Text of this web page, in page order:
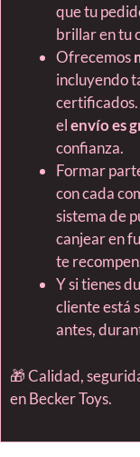
que tu
brillar en tu
Ofrecemos
incluyendo
certificados.
elenvío es
confianza.
Formar
con cada
sistema de
canjear en
te
Y si tienes
cliente está
antes,
🎁 Calidad,
en Becker Toys.